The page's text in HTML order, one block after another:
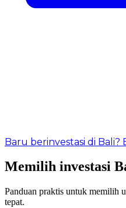
Baru berinvestasi di Bali?
Memilih investasi
Panduan praktis untuk memilih
tepat.